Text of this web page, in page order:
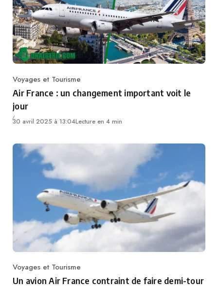
Category
Voyages et Tourisme
Air France : un changement important voit le
jour
30 avril 2025 à 13:04Lecture en 4 min
Category
Voyages et Tourisme
Un avion Air France contraint de faire demi-tour